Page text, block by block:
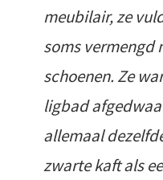
meubilair, ze
soms vermengd
schoenen. Ze
ligbad
allemaal
zwarte kaft als